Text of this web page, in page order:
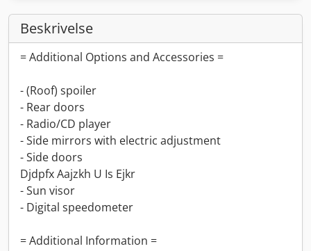
Beskrivelse
= Additional Options and Accessories =
- (Roof) spoiler
- Rear doors
- Radio/CD player
- Side mirrors with electric adjustment
- Side doors
Djdpfx Aajzkh U Is Ejkr
- Sun visor
- Digital speedometer
= Additional Information =